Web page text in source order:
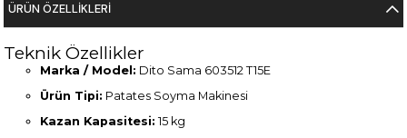
ÜRÜN ÖZELLIKLERI
Teknik Özellikler
Marka / Model: Dito Sama 603512 T15E
Ürün Tipi: Patates Soyma Makinesi
Kazan Kapasitesi: 15 kg